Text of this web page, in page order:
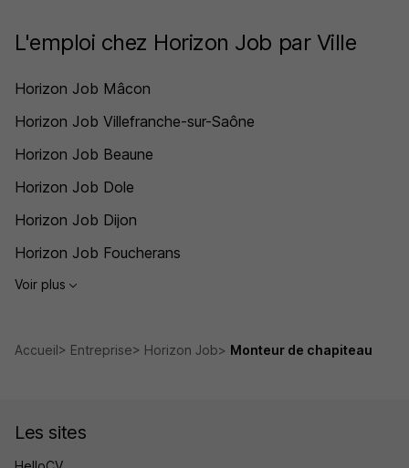
L'emploi chez Horizon Job par Ville
Horizon Job Mâcon
Horizon Job Villefranche-sur-Saône
Horizon Job Beaune
Horizon Job Dole
Horizon Job Dijon
Horizon Job Foucherans
Voir plus
Accueil Entreprise Horizon Job Monteur de chapiteau
Les sites